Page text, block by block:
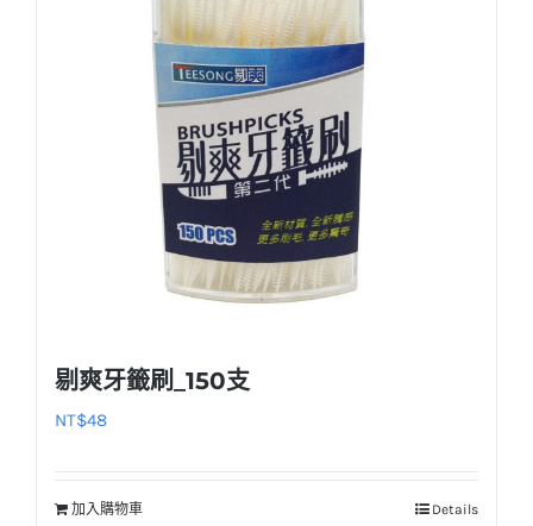
剔爽牙籤刷_150支
NT$48
加入購物車 Details